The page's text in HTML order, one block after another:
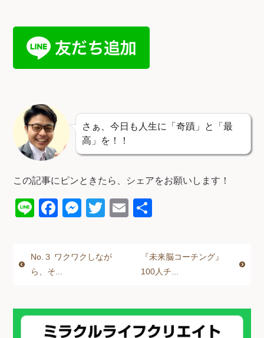
さぁ、今日も人生に「奇蹟」と「最
高」を！！
この記事にピンときたら、シェアをお願いします！
Li
F
e
o
M
e
er
T
er
E
No.３ ワクワクしなが
ら、そ...
『未来脳コーチング』
100人チ...